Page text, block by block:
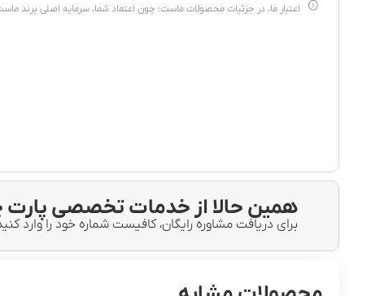
اعتبار ما، در جزئیات محصولات ماست؛ چون اعتماد شما، سرمایه اصلی برند
همین حالا از خدمات تخصصی پارت
برای دریافت مشاوره رایگان، کافیست شماره خود را وارد